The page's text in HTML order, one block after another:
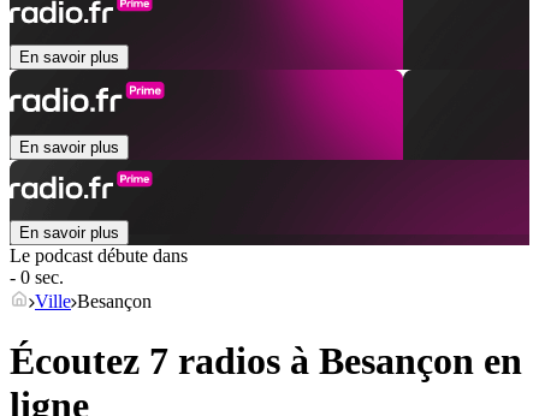
En savoir plus
En savoir plus
En savoir plus
Le podcast débute dans
- 0 sec.
Ville Besançon
Écoutez 7 radios à Besançon en
ligne